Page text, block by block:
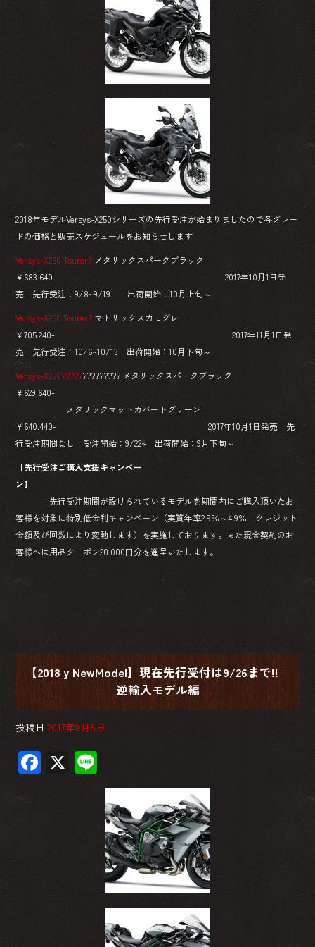
2018年モデルVersys-X250シリーズの先行受注が始まりましたので各グレー
ドの価格と販売スケジュールをお知らせします
Versys-X250 Tourer? メタリックスパークブラック
￥683.640- 2017年10月1日発
売 先行受注：9/8~9/19 出荷開始：10月上旬～
Versys-X250 Tourer? マトリックスカモグレー
￥705.240- 2017年11月1日発
売 先行受注：10/6~10/13 出荷開始：10月下旬～
Versys-X250?????????????? メタリックスパークブラック
￥629.640-
メタリックマットカバートグリーン
￥640.440- 2017年10月1日発売 先
行受注期間なし 受注開始：9/22~ 出荷開始：9月下旬～
【先行受注ご購入支援キャンペー
ン】
先行受注期間が設けられているモデルを期間内にご購入頂いたお
客様を対象に特別低金利キャンペーン（実質年率2.9％～4.9％ クレジット
金額及び回数により変動します）を実施しております。また現金契約のお
客様へは用品クーポン20.000円分を進呈いたします。
【2018ｙNewModel】現在先行受付は9/26まで!!
逆輸入モデル編
投稿日 2017年9月8日
F X
ne